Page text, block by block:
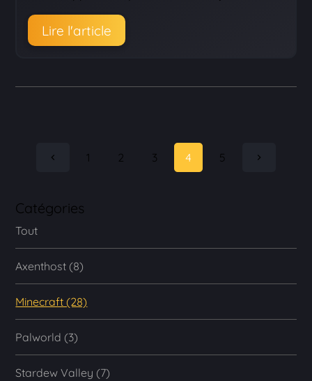
Lire l'article
1 2 3 4 5
Catégories
Tout
Axenthost (8)
Minecraft (28)
Palworld (3)
Stardew Valley (7)